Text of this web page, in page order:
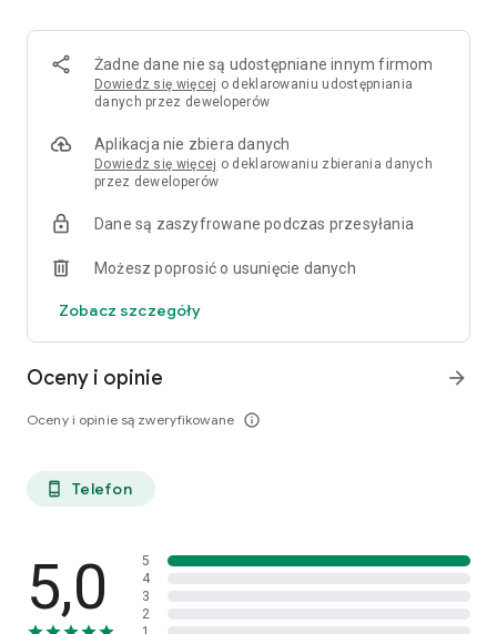
masz pomysł na usprawnienia lub sugestie zmian, czekamy
na Twoją wiadomość.
Pobierz aplikację już dziś oraz podziel się swoją opinią,
dodając ocenę w sklepie z aplikacjami.
Żadne dane nie są udostępniane innym firmom
Dowiedz się więcej o deklarowaniu udostępniania
danych przez deweloperów
Aplikacja nie zbiera danych
Dowiedz się więcej o deklarowaniu zbierania danych
przez deweloperów
Dane są zaszyfrowane podczas przesyłania
Możesz poprosić o usunięcie danych
Zobacz szczegóły
Oceny i opinie
Oceny i opinie są zweryfikowane info_outline
arrow_forward
phone_android Telefon
5,0
5
4
3
2